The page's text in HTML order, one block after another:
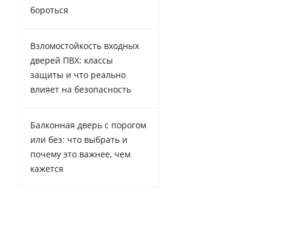
бороться
Взломостойкость входных
дверей ПВХ: классы
защиты и что реально
влияет на безопасность
Балконная дверь с порогом
или без: что выбрать и
почему это важнее, чем
кажется